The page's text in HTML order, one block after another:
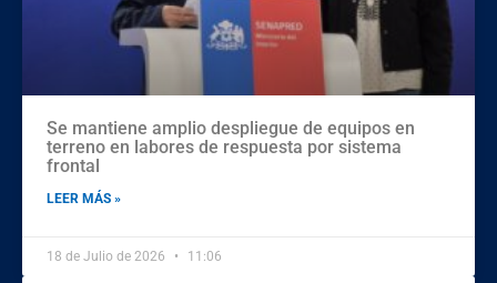
Se mantiene amplio despliegue de equipos en
terreno en labores de respuesta por sistema
frontal
LEER MÁS »
18 de Julio de 2026 11:06